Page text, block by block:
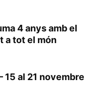
4 anys amb el
a tot el món
15 al 21 novembre